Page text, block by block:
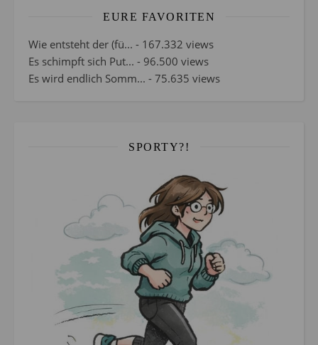
EURE FAVORITEN
Wie entsteht der (fü... - 167.332 views
Es schimpft sich Put... - 96.500 views
Es wird endlich Somm... - 75.635 views
SPORTY?!